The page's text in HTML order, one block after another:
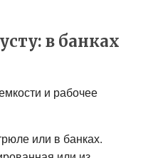
в банках
и рабочее
или в банках.